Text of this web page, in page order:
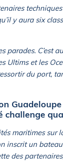
y aura six
parades. C’est
Ultims et les
du port,
challenge
maritimes sur
inscrit un
des